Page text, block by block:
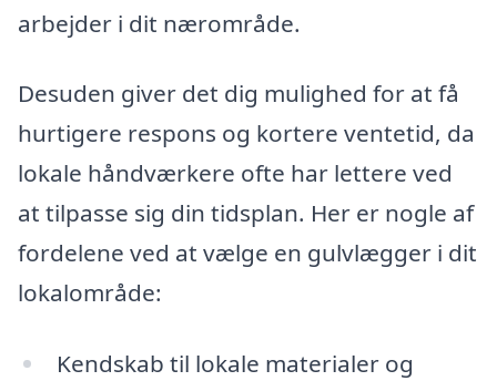
arbejder i dit nærområde.
Desuden giver det dig mulighed for at få
hurtigere respons og kortere ventetid, da
lokale håndværkere ofte har lettere ved
at tilpasse sig din tidsplan. Her er nogle af
fordelene ved at vælge en gulvlægger i dit
lokalområde:
Kendskab til lokale materialer og